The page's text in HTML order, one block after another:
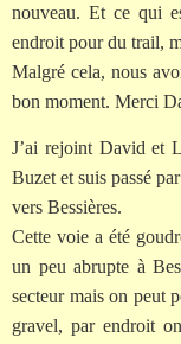
nouveau. Et ce qui
endroit pour du trail,
Malgré cela, nous
bon moment. Merci
J’ai rejoint David et
Buzet et suis passé
vers Bessières.
Cette voie a été
un peu abrupte à
secteur mais on peut
gravel, par endroit